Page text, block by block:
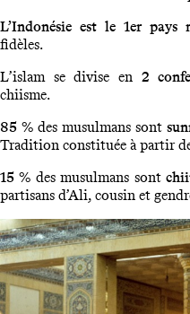
L’Indonésie est le 1er pays
fidèles.
L’islam se divise en 2
chiisme.
85 % des musulmans sont
Tradition constituée à partir
15 % des musulmans sont
partisans d’Ali, cousin et